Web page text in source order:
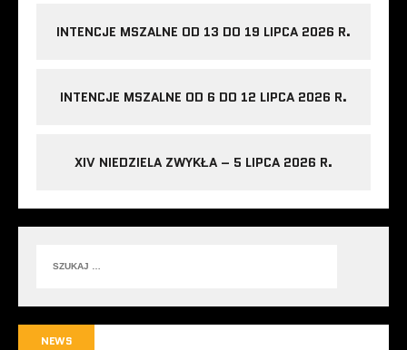
INTENCJE MSZALNE OD 13 DO 19 LIPCA 2026 R.
INTENCJE MSZALNE OD 6 DO 12 LIPCA 2026 R.
XIV NIEDZIELA ZWYKŁA – 5 LIPCA 2026 R.
NEWS